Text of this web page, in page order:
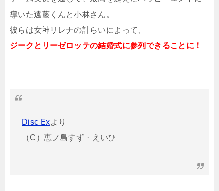
導いた遠藤くんと小林さん。
彼らは女神リレナの計らいによって、
ジークとリーゼロッテの結婚式に参列できることに！
Disc Exより
（C）恵ノ島すず・えいひ